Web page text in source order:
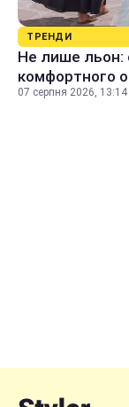
ТРЕНДИ
Не лише льон:
комфортного
07 серпня 2026, 13:14